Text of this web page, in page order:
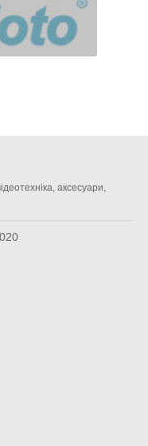
аксесуари,